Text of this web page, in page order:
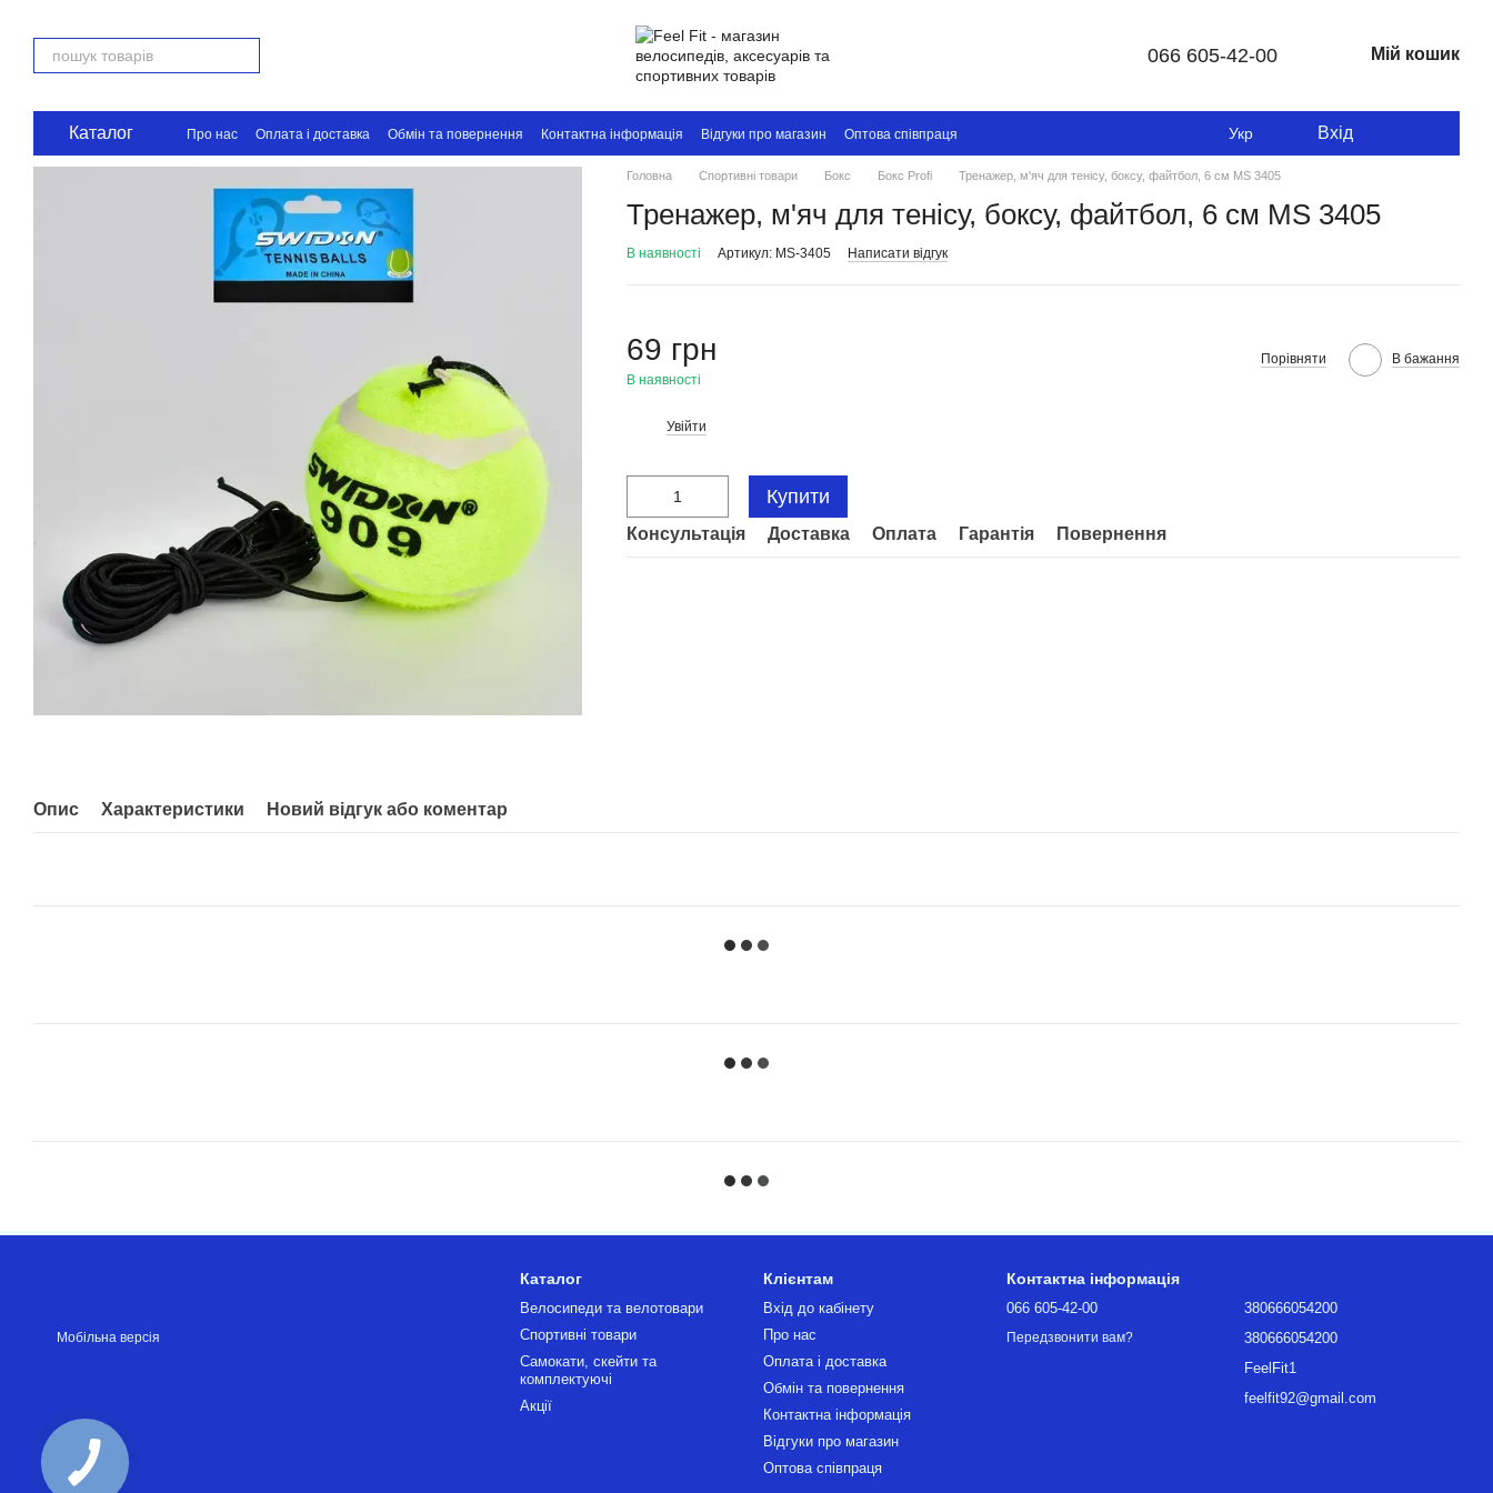
066 605-42-00 Мій кошик
Каталог Про нас Оплата і доставка Обмін та повернення Контактна інформація Відгуки про магазин Оптова співпраця Укр Вхід
Головна Спортивні товари Бокс Бокс Profi Тренажер, м'яч для тенісу, боксу, файтбол, 6 см MS 3405
Тренажер, м'яч для тенісу, боксу, файтбол, 6 см MS 3405
В наявності Артикул: MS-3405 Написати відгук
69 грн
В наявності
Порівняти В бажання
Увійти
Купити
Консультація Доставка Оплата Гарантія Повернення
Опис Характеристики Новий відгук або коментар
Мобільна версія
Каталог
Велосипеди та велотовари
Спортивні товари
Самокати, скейти та
комплектуючі
Акції
Клієнтам
Вхід до кабінету
Про нас
Оплата і доставка
Обмін та повернення
Контактна інформація
Відгуки про магазин
Оптова співпраця
Контактна інформація
066 605-42-00
Передзвонити вам?
380666054200
380666054200
FeelFit1
feelfit92@gmail.com